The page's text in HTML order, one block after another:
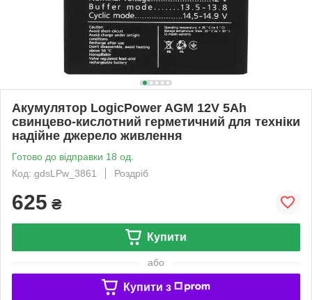
Акумулятор LogicPower AGM 12V 5Ah
свинцево-кислотний герметичний для техніки
надійне джерело живлення
Готово до відправки 18 од.
Код: gdsLPw_3861
Роздріб
625 ₴
Купити
або
Купити з